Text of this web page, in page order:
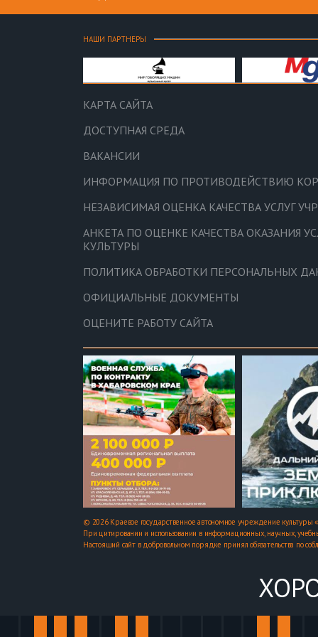
НАШИ ПАРТНЕРЫ
КАРТА САЙТА
ДОСТУПНАЯ СРЕДА
ВАКАНСИИ
ИНФОРМАЦИЯ ПО ПРОТИВОДЕЙСТВИЮ
НЕЗАВИСИМАЯ ОЦЕНКА КАЧЕСТВА УСЛУГ
АНКЕТА ПО ОЦЕНКЕ КАЧЕСТВА ОКАЗАНИЯ
КУЛЬТУРЫ
ПОЛИТИКА ОБРАБОТКИ ПЕРСОНАЛЬНЫХ
ОФИЦИАЛЬНЫЕ ДОКУМЕНТЫ
ОЦЕНИТЕ РАБОТУ САЙТА
© 2026 Краевое государственное автономное учреждение
При цитировании и использовании в информационных, научных,
Настоящий сайт в добровольном порядке принял обязательства по